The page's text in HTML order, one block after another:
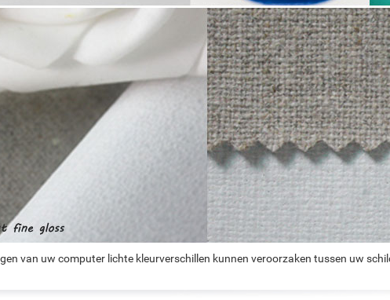
van uw computer lichte kleurverschillen kunnen veroorzaken tussen uw